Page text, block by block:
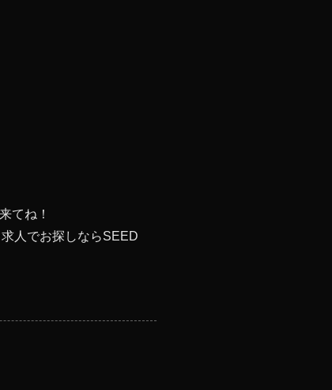
てね！
人でお探しならSEED